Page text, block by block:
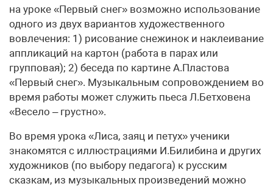
на уроке «Первый снег» возможно использование
одного из двух вариантов художественного
вовлечения: 1) рисование снежинок и наклеивание
аппликаций на картон (работа в парах или
групповая); 2) беседа по картине А.Пластова
«Первый снег». Музыкальным сопровождением во
время работы может служить пьеса Л.Бетховена
«Весело – грустно».
Во время урока «Лиса, заяц и петух» ученики
знакомятся с иллюстрациями И.Билибина и других
художников (по выбору педагога) к русским
сказкам, из музыкальных произведений можно